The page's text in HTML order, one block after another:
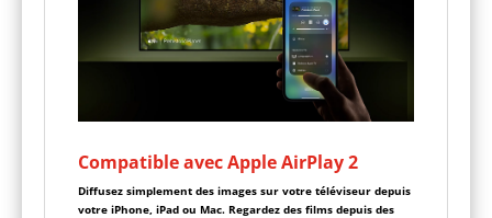
Compatible avec Apple AirPlay 2
Diffusez simplement des images sur votre téléviseur depuis
votre iPhone, iPad ou Mac. Regardez des films depuis des